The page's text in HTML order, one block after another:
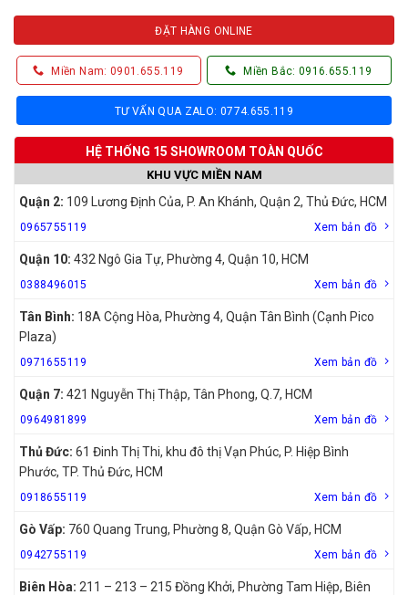
ĐẶT HÀNG ONLINE
Miền Nam: 0901.655.119 Miền Bắc: 0916.655.119
TƯ VẤN QUA ZALO: 0774.655.119
HỆ THỐNG 15 SHOWROOM TOÀN QUỐC
KHU VỰC MIỀN NAM
Quận 2: 109 Lương Định Của, P. An Khánh, Quận 2, Thủ Đức, HCM
0965755119 Xem bản đồ
Quận 10: 432 Ngô Gia Tự, Phường 4, Quận 10, HCM
0388496015 Xem bản đồ
Tân Bình: 18A Cộng Hòa, Phường 4, Quận Tân Bình (Cạnh Pico
Plaza)
0971655119 Xem bản đồ
Quận 7: 421 Nguyễn Thị Thập, Tân Phong, Q.7, HCM
0964981899 Xem bản đồ
Thủ Đức: 61 Đinh Thị Thi, khu đô thị Vạn Phúc, P. Hiệp Bình
Phước, TP. Thủ Đức, HCM
0918655119 Xem bản đồ
Gò Vấp: 760 Quang Trung, Phường 8, Quận Gò Vấp, HCM
0942755119 Xem bản đồ
Biên Hòa: 211 – 213 – 215 Đồng Khởi, Phường Tam Hiệp, Biên